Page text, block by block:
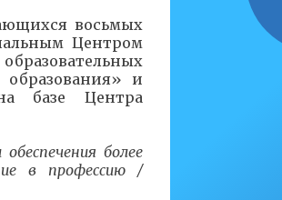
восьмых
Центром
и
базе Центра
более
в профессию /